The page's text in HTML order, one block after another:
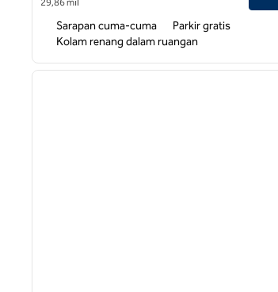
29,86 mil
Sarapan cuma-cuma
Parkir gratis
Kolam renang dalam ruangan
1 dari 12